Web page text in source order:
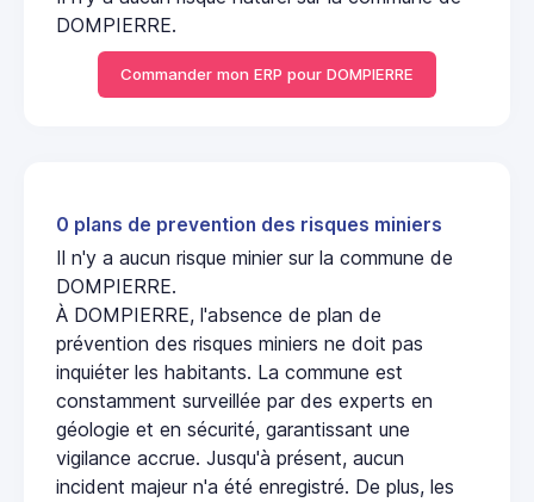
DOMPIERRE.
Commander mon ERP pour DOMPIERRE
0 plans de prevention des risques miniers
Il n'y a aucun risque minier sur la commune de
DOMPIERRE.
À DOMPIERRE, l'absence de plan de
prévention des risques miniers ne doit pas
inquiéter les habitants. La commune est
constamment surveillée par des experts en
géologie et en sécurité, garantissant une
vigilance accrue. Jusqu'à présent, aucun
incident majeur n'a été enregistré. De plus, les